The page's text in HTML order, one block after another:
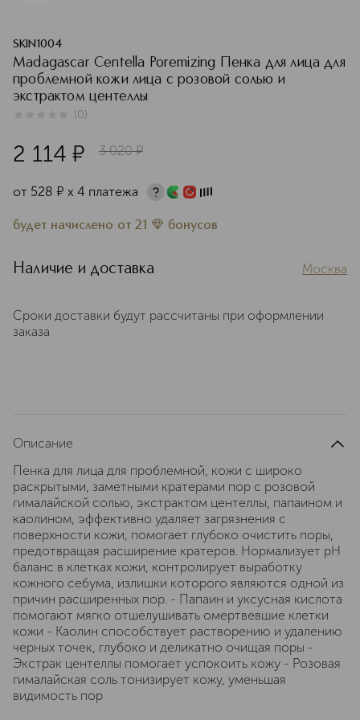
SKIN1004
Madagascar Centella Poremizing Пенка для лица для
проблемной кожи лица с розовой солью и
экстрактом центеллы
(0)
2 114 ¤ 3 020 ¤
от 528 ¤ х 4 платежа
будет начислено от 21 бонусов
Наличие и доставка Москва
Сроки доставки будут рассчитаны при оформлении
заказа
Описание
Пенка для лица для проблемной, кожи с широко
раскрытыми, заметными кратерами пор с розовой
гималайской солью, экстрактом центеллы, папаином и
каолином, эффективно удаляет загрязнения с
поверхности кожи, помогает глубоко очистить поры,
предотвращая расширение кратеров. Нормализует рН
баланс в клетках кожи, контролирует выработку
кожного себума, излишки которого являются одной из
причин расширенных пор. - Папаин и уксусная кислота
помогают мягко отшелушивать омертвевшие клетки
кожи - Каолин способствует растворению и удалению
черных точек, глубоко и деликатно очищая поры -
Экстрак центеллы помогает успокоить кожу - Розовая
гималайская соль тонизирует кожу, уменьшая
видимость пор